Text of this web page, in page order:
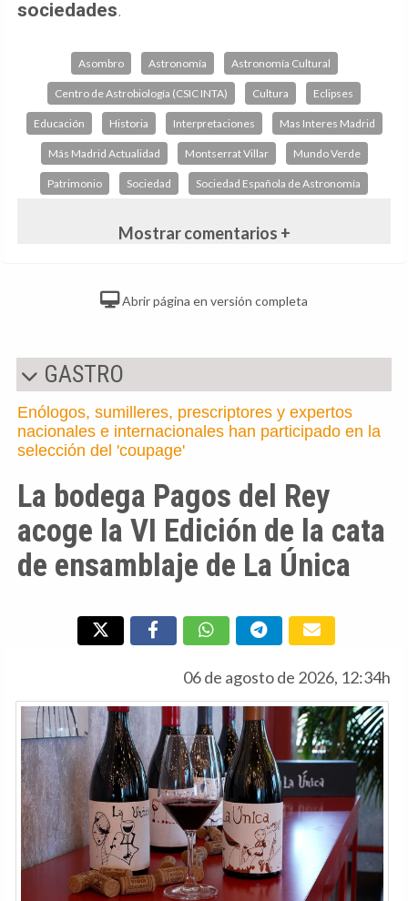
sociedades.
Asombro Astronomía Astronomía Cultural
Centro de Astrobiología (CSIC INTA) Cultura Eclipses
Educación Historia Interpretaciones Mas Interes Madrid
Más Madrid Actualidad Montserrat Villar Mundo Verde
Patrimonio Sociedad Sociedad Española de Astronomía
Mostrar comentarios +
Abrir página en versión completa
GASTRO
Enólogos, sumilleres, prescriptores y expertos
nacionales e internacionales han participado en la
selección del 'coupage'
La bodega Pagos del Rey
acoge la VI Edición de la cata
de ensamblaje de La Única
06 de agosto de 2026, 12:34h